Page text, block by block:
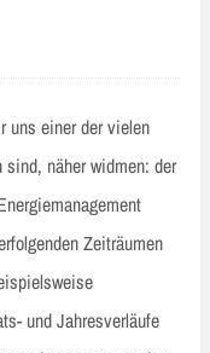
uns einer der vielen
näher widmen: der
Zeiträumen
und Jahresverläufe